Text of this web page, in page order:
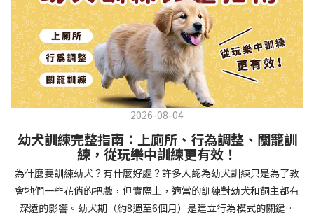
2026-08-04
幼犬訓練完整指南：上廁所、行為調整、關籠訓
練，從玩樂中訓練更有效！
為什麼要訓練幼犬？有什麼好處？許多人認為幼犬訓練只是為了教
會牠們一些花俏的把戲，但實際上，適當的訓練對幼犬和飼主都有
深遠的影響。幼犬期（約8週至6個月）是建立行為模式的關鍵時